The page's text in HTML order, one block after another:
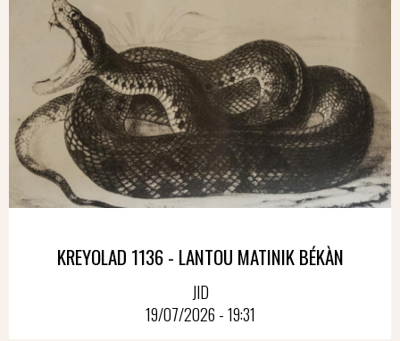
KREYOLAD 1136 - LANTOU MATINIK BÉKÀN
JID
19/07/2026 - 19:31